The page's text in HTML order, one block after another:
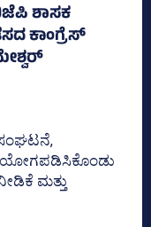
ಶಾಸಕ
ಕಾಂಗ್ರೆಸ್‌
ಮತ್ತು